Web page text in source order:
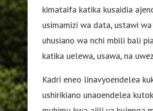
kimataifa katika kusaidia
usimamizi wa data, ustawi
uhusiano wa nchi mbili bali
katika uelewa, usawa, na
Kadri eneo linavyoendelea
ushirikiano unaoendelea